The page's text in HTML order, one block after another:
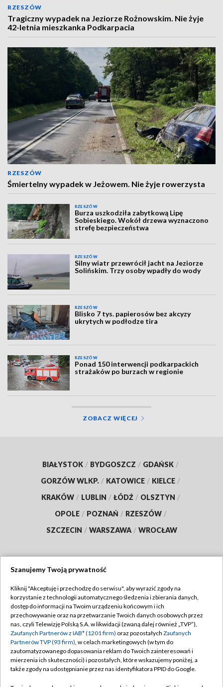
RZESZÓW
Tragiczny wypadek na Jeziorze Rożnowskim. Nie żyje
42-letnia mieszkanka Podkarpacia
RZESZÓW
Śmiertelny wypadek w Jeżowem. Nie żyje rowerzysta
RZESZÓW
Burza uszkodziła zabytkową Lipę
Sobieskiego. Wokół drzewa wyznaczono
strefę bezpieczeństwa
RZESZÓW
Silny wiatr przewrócił jacht na Jeziorze
Solińskim. Trzy osoby wpadły do wody
RZESZÓW
Blisko 7 tys. papierosów bez akcyzy
ukrytych w podłodze tira
RZESZÓW
Ponad 150 interwencji podkarpackich
strażaków po burzach w regionie
ZOBACZ WIĘCEJ
BIAŁYSTOK / BYDGOSZCZ / GDAŃSK /
GORZÓW WLKP. / KATOWICE / KIELCE /
KRAKÓW / LUBLIN / ŁÓDŹ / OLSZTYN /
OPOLE / POZNAŃ / RZESZÓW /
SZCZECIN / WARSZAWA / WROCŁAW
TVP
Abonament TVP
Emisja w TVP
Centrum informacji TVP
Naziemna Telewizja Cyfrowa
Regulamin TVP
Polityka prywatności
Moje zgody
Pomoc
Szanujemy Twoją prywatność
Kliknij "Akceptuję i przechodzę do serwisu", aby wyrazić zgody na
korzystanie z technologii automatycznego śledzenia i zbierania danych,
dostęp do informacji na Twoim urządzeniu końcowym i ich
przechowywanie oraz na przetwarzanie Twoich danych osobowych przez
nas, czyli Telewizję Polską S.A. w likwidacji (zwaną dalej również „TVP”),
Zaufanych Partnerów z IAB* (1201 firm) oraz pozostałych Zaufanych
Partnerów TVP (93 firm), w celach marketingowych (w tym do
zautomatyzowanego dopasowania reklam do Twoich zainteresowań i
mierzenia ich skuteczności) i pozostałych, które wskazujemy poniżej, a
także zgody na udostępnianie przez nas identyfikatora PPID do Google.